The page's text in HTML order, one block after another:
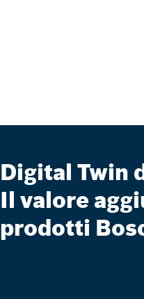
Digital Twin
Il valore
prodotti